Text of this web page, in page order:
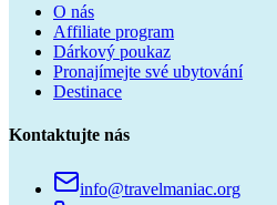
O nás
Affiliate program
Dárkový poukaz
Pronajímejte své ubytování
Destinace
Kontaktujte nás
info@travelmaniac.org